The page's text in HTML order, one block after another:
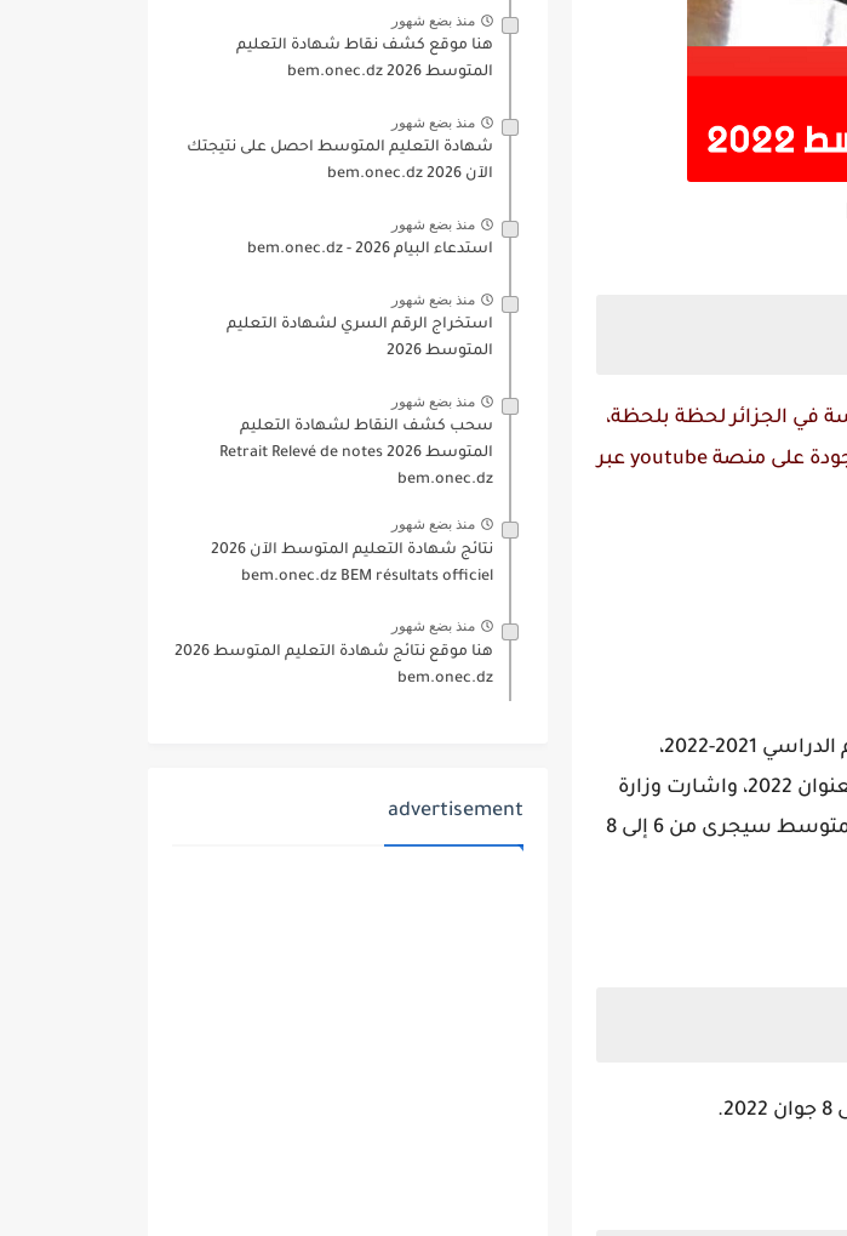
في الجزائر لحظة بلحظة،
على منصةyoutube عبر
حددت وزارة التربية بشكل رسمي مواعيد وتواريخ امتحانات نهاية العام الدراسي 2021-2022،
وقررت وزارة التربية الوطنية عن رزنامة الإمتحانات المدرسية الوطنية بعنوان 2022، واشارت وزارة
التربية الوطنية الجزائرية في بيان لها إلى تاريخ إجراء شهادة التعليم المتوسط سيجرى من 6 إلى 8
منذ بضع شهور
هنا موقع كشف نقاط شهادة التعليم
المتوسط 2026 bem.onec.dz
منذ بضع شهور
شهادة التعليم المتوسط احصل على نتيجتك
الآن bem.onec.dz 2026
منذ بضع شهور
استدعاء البيام 2026 - bem.onec.dz
منذ بضع شهور
استخراج الرقم السري لشهادة التعليم
المتوسط 2026
منذ بضع شهور
سحب كشف النقاط لشهادة التعليم
المتوسط 2026 Retrait Relevé de notes
bem.onec.dz
منذ بضع شهور
نتائج شهادة التعليم المتوسط الآن 2026
bem.onec.dz BEM résultats officiel
منذ بضع شهور
هنا موقع نتائج شهادة التعليم المتوسط 2026
bem.onec.dz
advertisement